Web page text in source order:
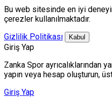
Bu web sitesinde en iyi
çerezler kullanılmaktadır.
Gizlilik Politikası
Kabul
Giriş Yap
Zanka Spor ayrıcalıklarından
yapın veya hesap oluşturun,
Giriş Yap